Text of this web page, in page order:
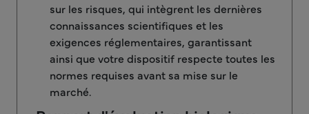
sur les risques, qui intègrent les dernières
connaissances scientifiques et les
exigences réglementaires, garantissant
ainsi que votre dispositif respecte toutes les
normes requises avant sa mise sur le
marché.